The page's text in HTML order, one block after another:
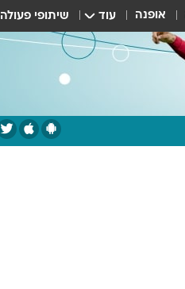
אופנה עוד שיתופי פעולה